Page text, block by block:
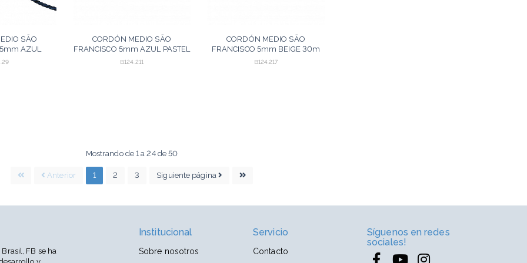
SÃO
5mm AZUL
30m
CORDÓN MEDIO SÃO
FRANCISCO 5mm AZUL PASTEL
30m
B124.211
CORDÓN MEDIO SÃO
FRANCISCO 5mm BEIGE 30m
B124.217
Mostrando de 1 a 24 de 50
Anterior 1 2 3 Siguiente página
FB se ha
Institucional
Sobre nosotros
Servicio
Contacto
Síguenos en redes
sociales!